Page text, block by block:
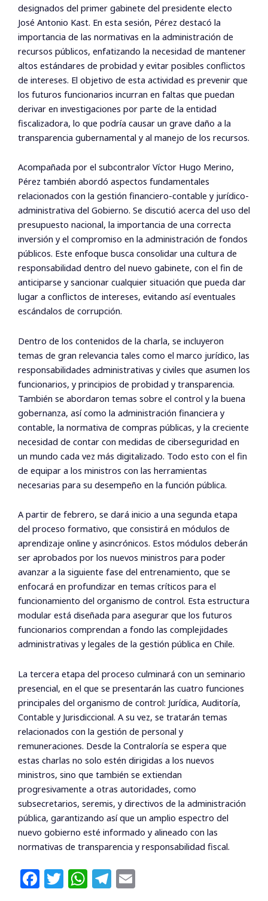
designados del primer gabinete del presidente electo
José Antonio Kast. En esta sesión, Pérez destacó la
importancia de las normativas en la administración de
recursos públicos, enfatizando la necesidad de mantener
altos estándares de probidad y evitar posibles conflictos
de intereses. El objetivo de esta actividad es prevenir que
los futuros funcionarios incurran en faltas que puedan
derivar en investigaciones por parte de la entidad
fiscalizadora, lo que podría causar un grave daño a la
transparencia gubernamental y al manejo de los recursos.
Acompañada por el subcontralor Víctor Hugo Merino,
Pérez también abordó aspectos fundamentales
relacionados con la gestión financiero-contable y jurídico-
administrativa del Gobierno. Se discutió acerca del uso del
presupuesto nacional, la importancia de una correcta
inversión y el compromiso en la administración de fondos
públicos. Este enfoque busca consolidar una cultura de
responsabilidad dentro del nuevo gabinete, con el fin de
anticiparse y sancionar cualquier situación que pueda dar
lugar a conflictos de intereses, evitando así eventuales
escándalos de corrupción.
Dentro de los contenidos de la charla, se incluyeron
temas de gran relevancia tales como el marco jurídico, las
responsabilidades administrativas y civiles que asumen los
funcionarios, y principios de probidad y transparencia.
También se abordaron temas sobre el control y la buena
gobernanza, así como la administración financiera y
contable, la normativa de compras públicas, y la creciente
necesidad de contar con medidas de ciberseguridad en
un mundo cada vez más digitalizado. Todo esto con el fin
de equipar a los ministros con las herramientas
necesarias para su desempeño en la función pública.
A partir de febrero, se dará inicio a una segunda etapa
del proceso formativo, que consistirá en módulos de
aprendizaje online y asincrónicos. Estos módulos deberán
ser aprobados por los nuevos ministros para poder
avanzar a la siguiente fase del entrenamiento, que se
enfocará en profundizar en temas críticos para el
funcionamiento del organismo de control. Esta estructura
modular está diseñada para asegurar que los futuros
funcionarios comprendan a fondo las complejidades
administrativas y legales de la gestión pública en Chile.
La tercera etapa del proceso culminará con un seminario
presencial, en el que se presentarán las cuatro funciones
principales del organismo de control: Jurídica, Auditoría,
Contable y Jurisdiccional. A su vez, se tratarán temas
relacionados con la gestión de personal y
remuneraciones. Desde la Contraloría se espera que
estas charlas no solo estén dirigidas a los nuevos
ministros, sino que también se extiendan
progresivamente a otras autoridades, como
subsecretarios, seremis, y directivos de la administración
pública, garantizando así que un amplio espectro del
nuevo gobierno esté informado y alineado con las
normativas de transparencia y responsabilidad fiscal.
F T W T